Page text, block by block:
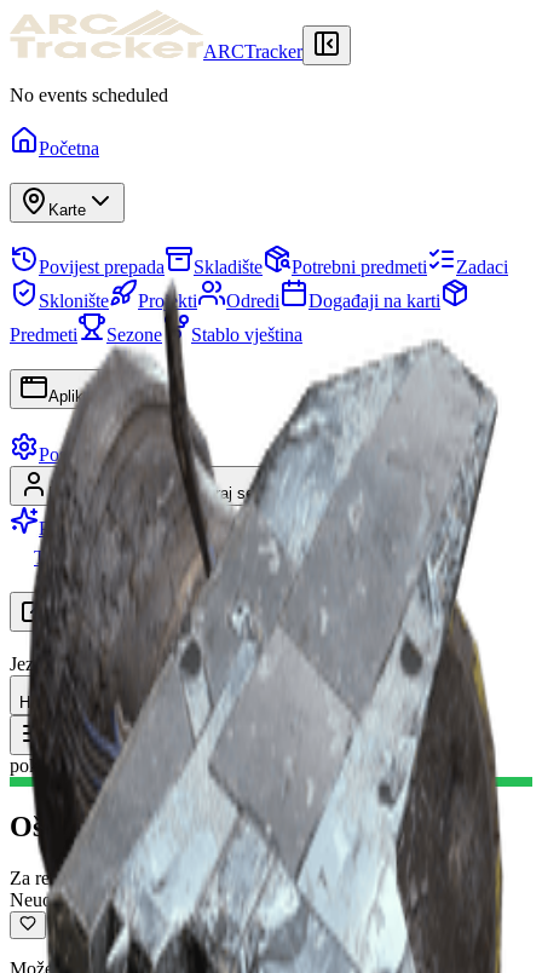
ARCTracker
No events scheduled
Početna
Karte
Povijest prepada Skladište Potrebni predmeti
Zadaci
Sklonište
Projekti Odredi
Događaji na karti
Predmeti
Sezone Stablo vještina
Aplikacije
Postavke
Prijavi se Registriraj se
Postani Premium
Tražim grupu
Resursi
Jezik
HR Hrvatski
Toggle Menu
Oštećena ARC jezgra
pokreta
Oštećena ARC jezgra pokreta
Za reciklažu
Neuobičajeno